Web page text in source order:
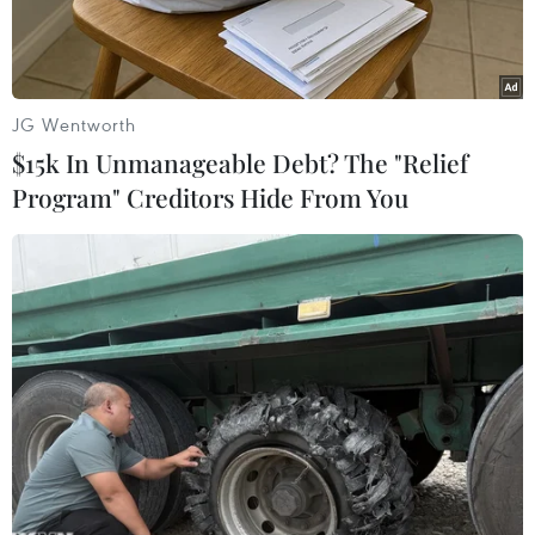
Thủ tướng Nhật Bản Shinzo Abe (trái) và Tổng thống Hàn Quốc
Moon Jae-in (phải) tại cuộc gặp ở Bangkok, Thái Lan ngày
Kyodo đưa tin Tổng thống Hàn Quốc Moon Jae-
in ngày 19/11 vẫn giữ hy vọng mong manh về
khả năng Hiệp định chia sẻ thông tin tình báo
JG Wentworth
$15k In Unmanageable Debt? The "Relief
Program" Creditors Hide From You